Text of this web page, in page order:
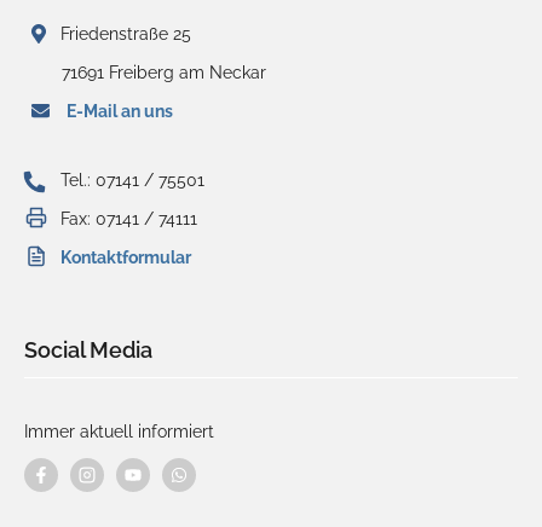
Friedenstraße 25
71691 Freiberg am Neckar
E-Mail an uns
Tel.: 07141 / 75501
Fax: 07141 / 74111
Kontaktformular
Social Media
Immer aktuell informiert